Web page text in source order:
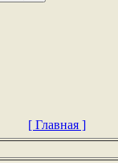
[ Главная ]